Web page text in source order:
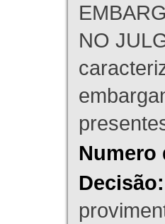
NO
Numero
Decisão: